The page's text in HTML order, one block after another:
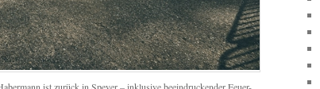
ist zurück in Speyer – inklusive beeindruckender Feuer-